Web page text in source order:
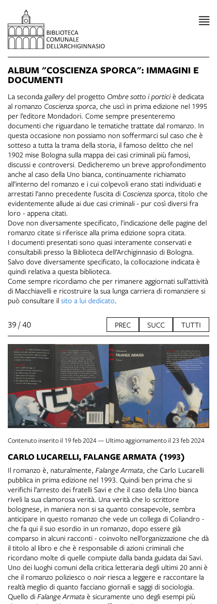
ALBUM "COSCIENZA SPORCA": IMMAGINI E
DOCUMENTI
La seconda gallerydel progetto Ombre sotto i porticiè dedicata
al romanzo Coscienza sporca, che uscì in prima edizione nel 1995
per l’editore Mondadori. Come sempre presenteremo
documenti che riguardano le tematiche trattate dal romanzo. In
questa occasione non possiamo non soffermarci sul caso che è
sotteso a tutta la trama della storia, il famoso delitto che nel
1902 mise Bologna sulla mappa dei casi criminali più famosi,
discussi e controversi. Dedicheremo un breve approfondimento
anche al caso della Uno bianca, continuamente richiamato
all’interno del romanzo e i cui colpevoli erano stati individuati e
arrestati l’anno precedente l’uscita di Coscienza sporca, titolo che
evidentemente allude ai due casi criminali - pur così diversi fra
loro - appena citati.
Dove non diversamente specificato, l’indicazione delle pagine del
romanzo citate si riferisce alla prima edizione sopra citata.
I documenti presentati sono quasi interamente conservati e
consultabili presso la Biblioteca dell’Archiginnasio di Bologna.
Salvo dove diversamente specificato, la collocazione indicata è
quindi relativa a questa biblioteca.
Come sempre ricordiamo che per rimanere aggiornati sull’attività
di Macchiavelli e ricostruire la sua lunga carriera di romanziere si
può consultare il sito a lui dedicato.
39 / 40 PREC SUCC TUTTI
Contenuto inserito il 19 feb 2024 — Ultimo aggiornamento il 23 feb 2024
CARLO LUCARELLI, FALANGE ARMATA (1993)
Il romanzo è, naturalmente, Falange Armata, che Carlo Lucarelli
pubblica in prima edizione nel 1993. Quindi ben prima che si
verifichi l’arresto dei fratelli Savi e che il caso della Uno bianca
riveli la sua clamorosa verità. Una verità che lo scrittore
bolognese, in maniera non si sa quanto consapevole, sembra
anticipare in questo romanzo che vede un collega di Coliandro -
che fa qui il suo esordio in un romanzo, dopo essere già
comparso in alcuni racconti - coinvolto nell’organizzazione che dà
il titolo al libro e che è responsabile di azioni criminali che
ricordano molte di quelle compiute dalla banda guidata dai Savi.
Uno dei luoghi comuni della critica letteraria degli ultimi 20 anni è
che il romanzo poliziesco o noir riesca a leggere e raccontare la
realtà meglio di quanto facciano giornali e saggi di sociologia.
Quello di Falange Armata è sicuramente uno degli esempi più